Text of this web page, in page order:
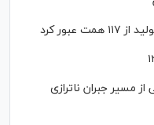
کرد
مسیر جبران ناترازی